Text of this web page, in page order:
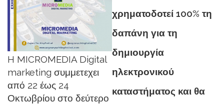
H MICROMEDIA Digital
marketing συμμετεχει
από 22 έως 24
Οκτωβρίου στο δεύτερο
χρηματοδοτεί 100% τη
δαπάνη για τη
δημιουργία
ηλεκτρονικού
καταστήματος και θα